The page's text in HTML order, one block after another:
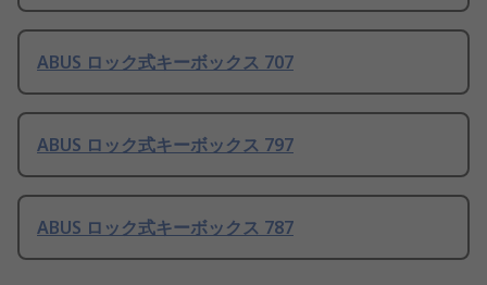
ABUS ロック式キーボックス 707
ABUS ロック式キーボックス 797
ABUS ロック式キーボックス 787